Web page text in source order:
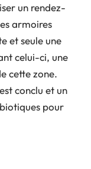
un rendez-
armoires
et seule une
celui-ci, une
cette zone.
conclu et un
pour